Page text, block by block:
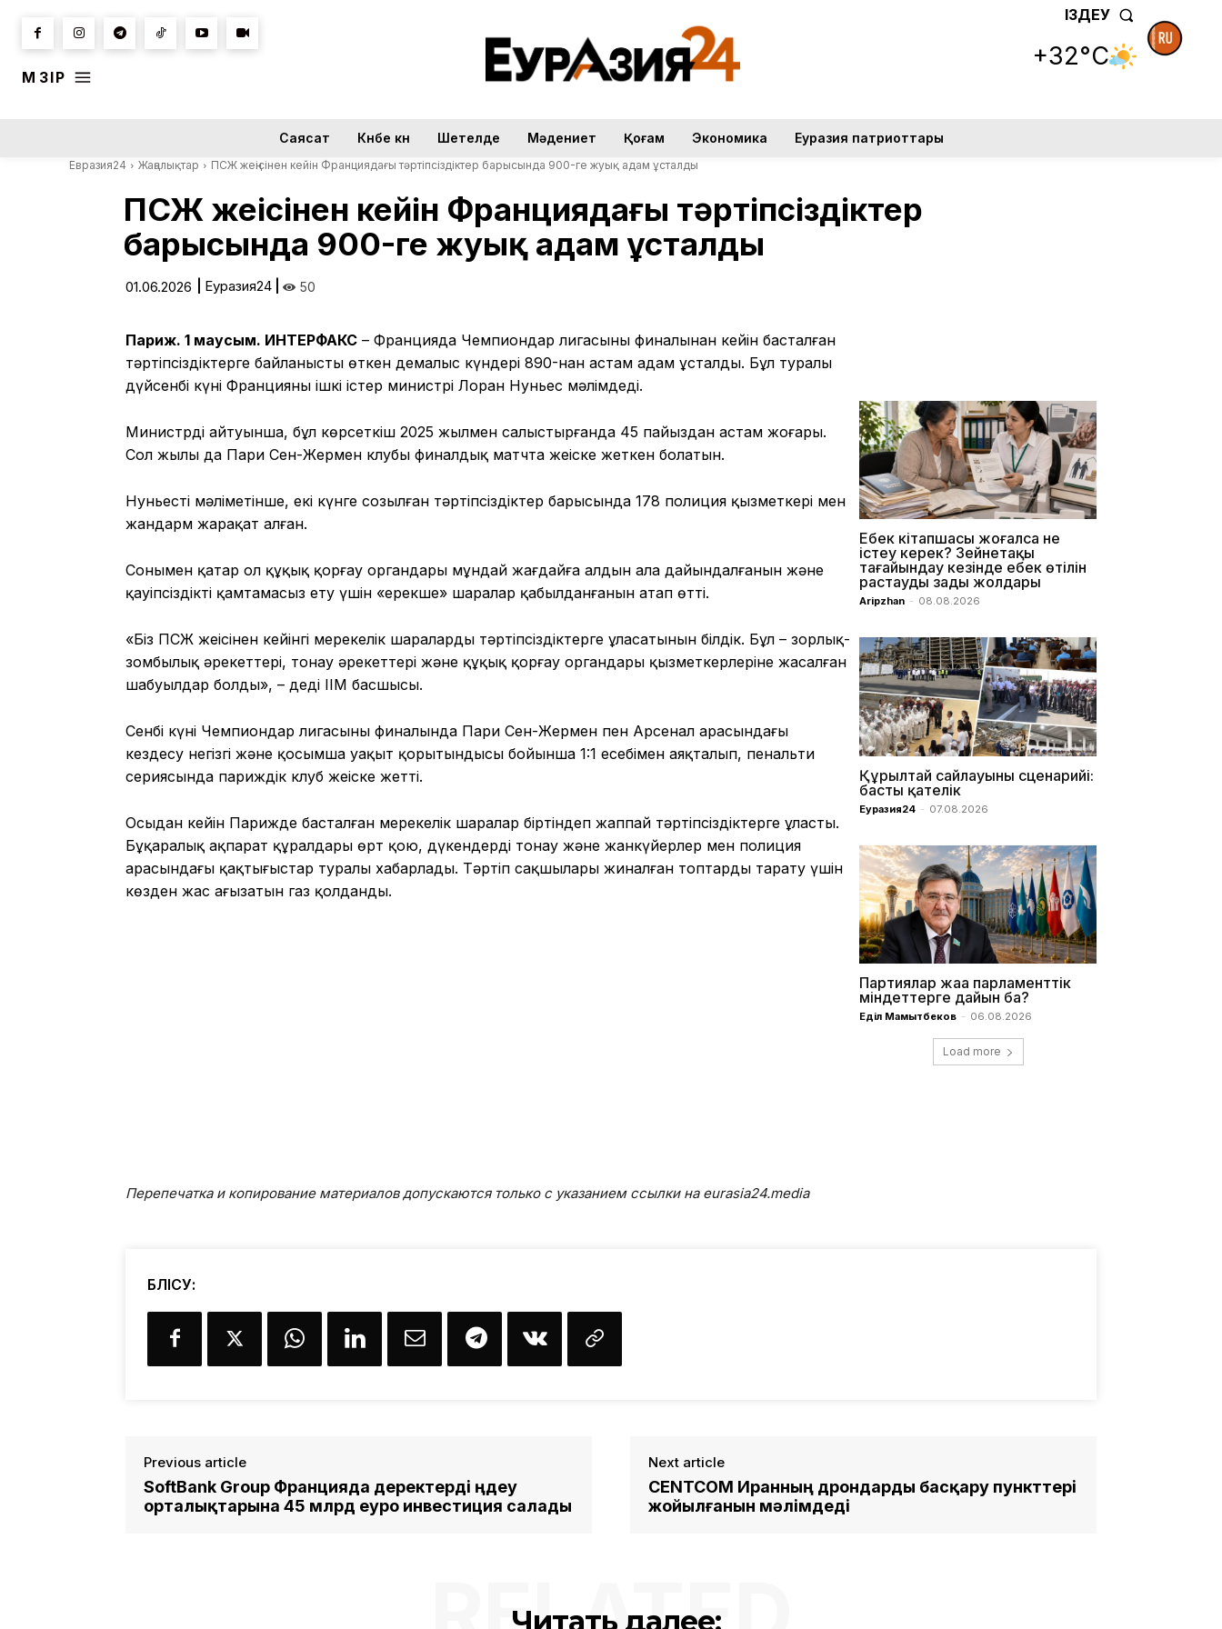
МӘЗІР
ІЗДЕУ
+32°C
Саясат Күнбе күн Шетелде Мәдениет Қоғам Экономика Еуразия патриоттары
Евразия24 Жаңалықтар ПСЖ жеңісінен кейін Франциядағы тәртіпсіздіктер барысында 900-ге жуық адам ұсталды
ПСЖ жеңісінен кейін Франциядағы тәртіпсіздіктер
барысында 900-ге жуық адам ұсталды
01.06.2026 Еуразия24 50
Париж. 1 маусым. ИНТЕРФАКС – Францияда Чемпиондар лигасының финалынан кейін басталған
тәртіпсіздіктерге байланысты өткен демалыс күндері 890-нан астам адам ұсталды. Бұл туралы
дүйсенбі күні Францияның ішкі істер министрі Лоран Нуньес мәлімдеді.
Министрдің айтуынша, бұл көрсеткіш 2025 жылмен салыстырғанда 45 пайыздан астам жоғары.
Сол жылы да Пари Сен-Жермен клубы финалдық матчта жеңіске жеткен болатын.
Нуньестің мәліметінше, екі күнге созылған тәртіпсіздіктер барысында 178 полиция қызметкері мен
жандарм жарақат алған.
Сонымен қатар ол құқық қорғау органдары мұндай жағдайға алдын ала дайындалғанын және
қауіпсіздікті қамтамасыз ету үшін «ерекше» шаралар қабылданғанын атап өтті.
«Біз ПСЖ жеңісінен кейінгі мерекелік шаралардың тәртіпсіздіктерге ұласатынын білдік. Бұл – зорлық-
зомбылық әрекеттері, тонау әрекеттері және құқық қорғау органдары қызметкерлеріне жасалған
шабуылдар болды», – деді ІІМ басшысы.
Сенбі күні Чемпиондар лигасының финалында Пари Сен-Жермен пен Арсенал арасындағы
кездесу негізгі және қосымша уақыт қорытындысы бойынша 1:1 есебімен аяқталып, пенальти
сериясында париждік клуб жеңіске жетті.
Осыдан кейін Парижде басталған мерекелік шаралар біртіндеп жаппай тәртіпсіздіктерге ұласты.
Бұқаралық ақпарат құралдары өрт қою, дүкендерді тонау және жанкүйерлер мен полиция
арасындағы қақтығыстар туралы хабарлады. Тәртіп сақшылары жиналған топтарды тарату үшін
көзден жас ағызатын газ қолданды.
Еңбек кітапшасы жоғалса не
істеу керек? Зейнетақы
тағайындау кезінде еңбек өтілін
растаудың заңды жолдары
Aripzhan - 08.08.2026
Құрылтай сайлауының сценарийі:
басты қателік
Еуразия24 - 07.08.2026
Партиялар жаңа парламенттік
міндеттерге дайын ба?
Еділ Мамытбеков - 06.08.2026
Load more
Перепечатка и копирование материалов допускаются только с указанием ссылки на eurasia24.media
БӨЛІСУ:
Previous article
SoftBank Group Францияда деректерді өңдеу
орталықтарына 45 млрд еуро инвестиция салады
Next article
CENTCOM Иранның дрондарды басқару пункттері
жойылғанын мәлімдеді
Читать далее: